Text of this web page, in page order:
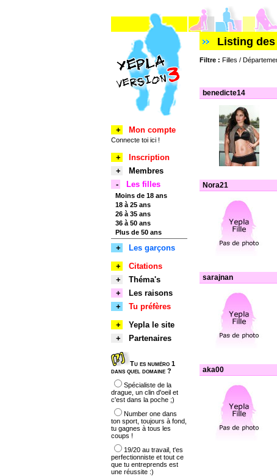
Listing
Filtre : Filles /
benedicte14
Nora21
sarajnan
aka00
+ Mon compte
Connecte toi ici !
+
Inscription
+
Membres
-
Les filles
Moins de 18 ans
18 à 25 ans
26 à 35 ans
36 à 50 ans
Plus de 50 ans
+
Les garçons
+
Citations
+
Théma's
+
Les raisons
+
Tu préfères
+
Yepla le site
+
Partenaires
Tu es numéro 1
dans quel domaine ?
Spécialiste de la
drague, un clin d'oeil et
c'est dans la poche ;)
Number one dans
ton sport, toujours à fond,
tu gagnes à tous les
coups !
19/20 au travail, t'es
perfectionniste et tout ce
que tu entreprends est
une réussite :)